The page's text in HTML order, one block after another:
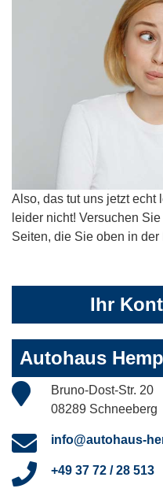
Also, das tut uns jetzt echt
leider nicht! Versuchen
Seiten, die Sie oben in
Ihr
Autohaus
Bruno-Dost-Str. 20
08289 Schneeberg
info@autohaus-
+49 37 72 / 28 513